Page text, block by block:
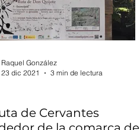
Raquel González
23 dic 2021
3 min de lectura
de Cervantes